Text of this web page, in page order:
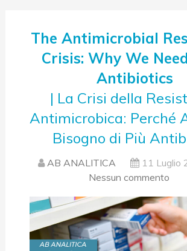
The Antimicrobial
Crisis: Why We
Antibiotics
| La Crisi della
Antimicrobica: Perché
Bisogno di Più
AB ANALITICA
11 Luglio
Nessun commento